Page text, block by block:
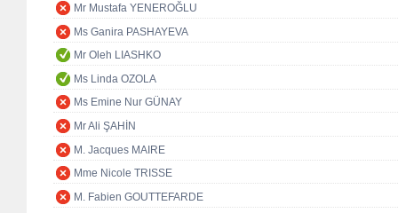
Mr Mustafa YENEROĞLU
Ms Ganira PASHAYEVA
Mr Oleh LIASHKO
Ms Linda OZOLA
Ms Emine Nur GÜNAY
Mr Ali ŞAHİN
M. Jacques MAIRE
Mme Nicole TRISSE
M. Fabien GOUTTEFARDE